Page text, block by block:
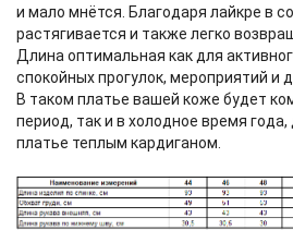
и мало мнётся. Благодаря лайкре в
растягивается и также легко
Длина оптимальная как для
спокойных прогулок, мероприятий и
В таком платье вашей коже будет
период, так и в холодное время
платье теплым кардиганом.